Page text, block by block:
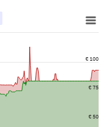
€ 50
€ 75
€ 100